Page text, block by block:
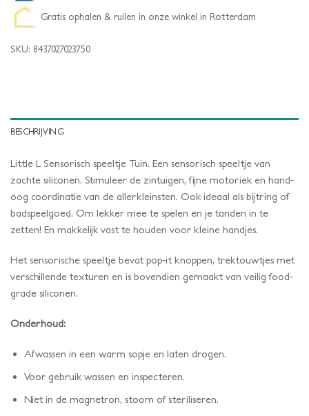
Gratis ophalen & ruilen in onze winkel in Rotterdam
SKU: 8437027023750
BESCHRIJVING
Little L Sensorisch speeltje Tuin. Een sensorisch speeltje van
zachte siliconen. Stimuleer de zintuigen, fijne motoriek en hand-
oog coordinatie van de allerkleinsten. Ook ideaal als bijtring of
badspeelgoed. Om lekker mee te spelen en je tanden in te
zetten! En makkelijk vast te houden voor kleine handjes.
Het sensorische speeltje bevat pop-it knoppen, trektouwtjes met
verschillende texturen en is bovendien gemaakt van veilig food-
grade siliconen.
Onderhoud:
Afwassen in een warm sopje en laten drogen.
Voor gebruik wassen en inspecteren.
Niet in de magnetron, stoom of steriliseren.